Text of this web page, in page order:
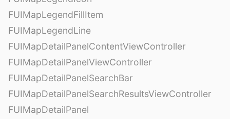
FUIMapLegendFillItem
FUIMapLegendLine
FUIMapDetailPanelContentViewController
FUIMapDetailPanelViewController
FUIMapDetailPanelSearchBar
FUIMapDetailPanelSearchResultsViewController
FUIMapDetailPanel